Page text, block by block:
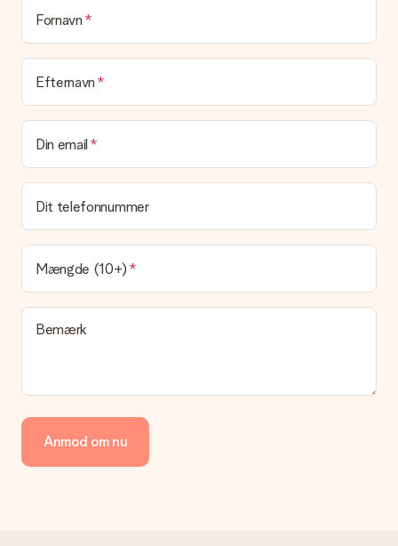
emballage. Det betyder, at din gave er klar til at blive givet,
Leveringstid, leveringsmuligheder og
leveringsomkostninger
Kan jeg vælge en leveringsdato?
Det er ikke muligt at vælge en bestemt leveringsdato.
Hvad er leveringstiden, og hvornår modtager jeg min
gave?
Leveringstiden findes på gavens produktside. Du kan stole på,
at vores postfirma leverer din gave på denne dag.
Hvilke leveringsmuligheder kan jeg vælge?
I øjeblikket er det ikke (endnu) muligt at vælge en
leveringsindstilling. Den gave, du vil bestille, sendes enten som
en pakke eller som postkasse levering. Vil du gerne vide
hvilken måde din ordre sendes på? Kontakt venligst vores
Vi tilbyder følgende betalingsmetoder: Dankort, Paypal,
kreditkort, faktura via Klarna eller bankoverførsel. I tilfælde af
manuel betaling overførsel, skal du tage højde for en ekstra 3
Fornavn
Efternavn
Din email
Dit telefonnummer
Mængde (10+)
Bemærk
Anmod om nu